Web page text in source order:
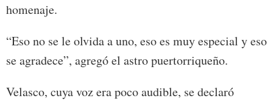
homenaje.
“Eso no se le olvida a uno, eso es muy especial y eso
se agradece”, agregó el astro puertorriqueño.
Velasco, cuya voz era poco audible, se declaró